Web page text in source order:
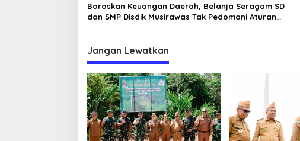
Boroskan Keuangan Daerah, Belanja Seragam SD
dan SMP Disdik Musirawas Tak Pedomani Aturan
Jangan Lewatkan